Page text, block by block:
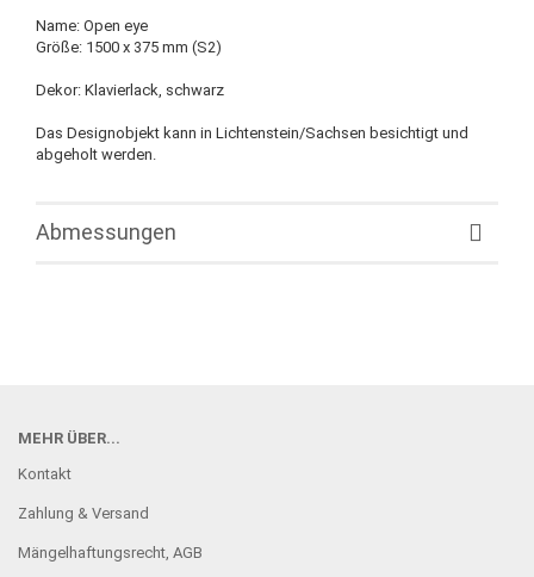
Name: Open eye
Größe: 1500 x 375 mm (S2)
Dekor: Klavierlack, schwarz
Das Designobjekt kann in Lichtenstein/Sachsen besichtigt und
abgeholt werden.
Abmessungen
MEHR ÜBER...
Kontakt
Zahlung & Versand
Mängelhaftungsrecht, AGB